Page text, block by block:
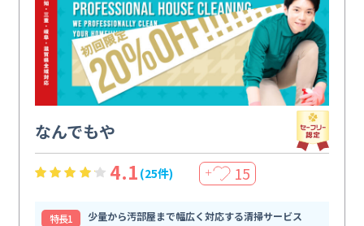
なんでもや
4.1 (25件) ＋ 15
特⻑1
少量から汚部屋まで幅広く対応する清掃サービス